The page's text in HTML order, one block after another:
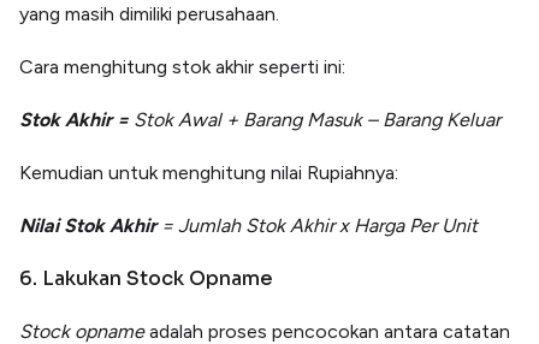
yang masih dimiliki perusahaan.
Cara menghitung stok akhir seperti ini:
Stok Akhir = Stok Awal + Barang Masuk – Barang Keluar
Kemudian untuk menghitung nilai Rupiahnya:
Nilai Stok Akhir = Jumlah Stok Akhir x Harga Per Unit
6. Lakukan Stock Opname
Stock opnameadalah proses pencocokan antara catatan